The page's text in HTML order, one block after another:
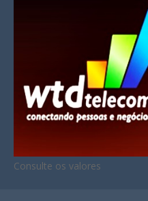
Consulte os valores